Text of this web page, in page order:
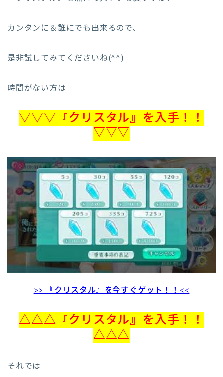
カンタンに＆誰にでも出来るので、
是非試してみてくださいね(^^)
時間がない方は
▽▽▽『クリスタル』を入手！！
▽▽▽
>> 『クリスタル』を今すぐゲット！！<<
△△△『クリスタル』を入手！！
△△△
それでは